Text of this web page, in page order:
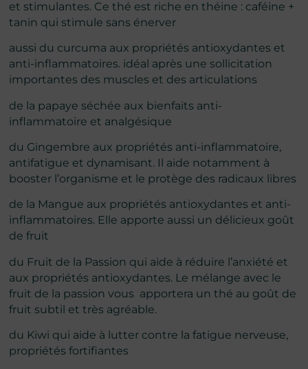
et stimulantes. Ce thé est riche en théine : caféine +
tanin qui stimule sans énerver
aussi du curcuma aux propriétés antioxydantes et
anti-inflammatoires. idéal après une sollicitation
importantes des muscles et des articulations
de la papaye séchée aux bienfaits anti-
inflammatoire et analgésique
du Gingembre aux propriétés anti-inflammatoire,
antifatigue et dynamisant. Il aide notamment à
booster l’organisme et le protège des radicaux libres
de la Mangue aux propriétés antioxydantes et anti-
inflammatoires. Elle apporte aussi un délicieux goût
de fruit
du Fruit de la Passion qui aide à réduire l’anxiété et
aux propriétés antioxydantes. Le mélange avec le
fruit de la passion vous apportera un thé au goût de
fruit subtil et très agréable.
du Kiwi qui aide à lutter contre la fatigue nerveuse,
propriétés fortifiantes